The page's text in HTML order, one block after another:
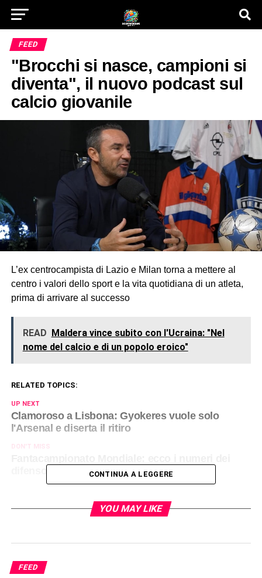
FEED
"Brocchi si nasce, campioni si
diventa", il nuovo podcast sul
calcio giovanile
L’ex centrocampista di Lazio e Milan torna a mettere al
centro i valori dello sport e la vita quotidiana di un atleta,
prima di arrivare al successo
READ Maldera vince subito con l'Ucraina: "Nel
nome del calcio e di un popolo eroico"
RELATED TOPICS:
UP NEXT
Clamoroso a Lisbona: Gyokeres vuole solo
l'Arsenal e diserta il ritiro
DON'T MISS
difensori di Chelsea e Psg
CONTINUA A LEGGERE
YOU MAY LIKE
FEED